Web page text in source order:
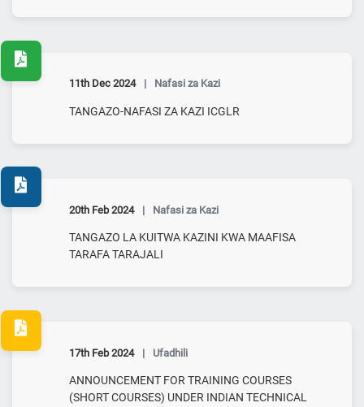
11th Dec 2024 | Nafasi za Kazi
TANGAZO-NAFASI ZA KAZI ICGLR
20th Feb 2024 | Nafasi za Kazi
TANGAZO LA KUITWA KAZINI KWA MAAFISA
TARAFA TARAJALI
17th Feb 2024 | Ufadhili
ANNOUNCEMENT FOR TRAINING COURSES
(SHORT COURSES) UNDER INDIAN TECHNICAL